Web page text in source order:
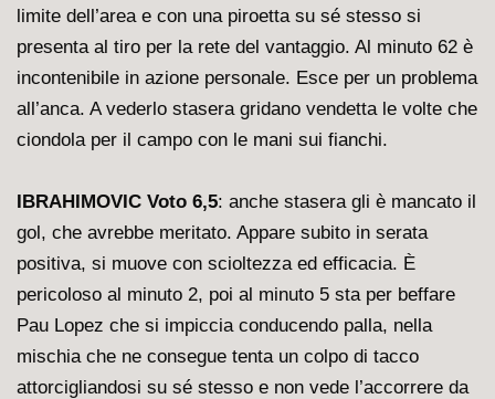
limite dell’area e con una piroetta su sé stesso si
presenta al tiro per la rete del vantaggio. Al minuto 62 è
incontenibile in azione personale. Esce per un problema
all’anca. A vederlo stasera gridano vendetta le volte che
ciondola per il campo con le mani sui fianchi.
IBRAHIMOVIC Voto 6,5: anche stasera gli è mancato il
gol, che avrebbe meritato. Appare subito in serata
positiva, si muove con scioltezza ed efficacia. È
pericoloso al minuto 2, poi al minuto 5 sta per beffare
Pau Lopez che si impiccia conducendo palla, nella
mischia che ne consegue tenta un colpo di tacco
attorcigliandosi su sé stesso e non vede l’accorrere da